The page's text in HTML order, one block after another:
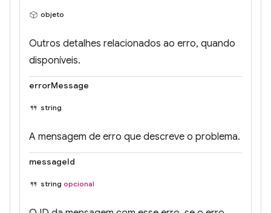
objeto
Outros detalhes relacionados ao erro, quando
disponíveis.
errorMessage
string
A mensagem de erro que descreve o problema.
messageId
string opcional